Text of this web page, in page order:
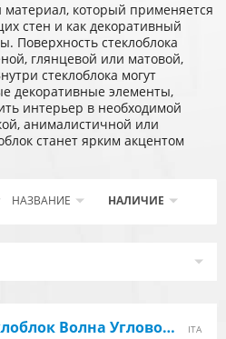
материал, который применяется
стен и как декоративный
Поверхность стеклоблока
глянцевой или матовой,
стеклоблока могут
декоративные элементы,
интерьер в необходимой
анималистичной или
станет ярким акцентом
НАЗВАНИЕ НАЛИЧИЕ
Стеклоблок Волна Угловой Неутро Матовый 19х4х15 ITA